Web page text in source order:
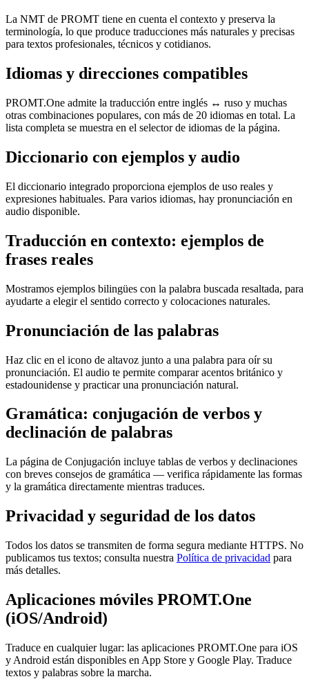
La NMT de PROMT tiene en cuenta el contexto y preserva la
terminología, lo que produce traducciones más naturales y precisas
para textos profesionales, técnicos y cotidianos.
Idiomas y direcciones compatibles
PROMT.One admite la traducción entre inglés ↔ ruso y muchas
otras combinaciones populares, con más de 20 idiomas en total. La
lista completa se muestra en el selector de idiomas de la página.
Diccionario con ejemplos y audio
El diccionario integrado proporciona ejemplos de uso reales y
expresiones habituales. Para varios idiomas, hay pronunciación en
audio disponible.
Traducción en contexto: ejemplos de
frases reales
Mostramos ejemplos bilingües con la palabra buscada resaltada, para
ayudarte a elegir el sentido correcto y colocaciones naturales.
Pronunciación de las palabras
Haz clic en el icono de altavoz junto a una palabra para oír su
pronunciación. El audio te permite comparar acentos británico y
estadounidense y practicar una pronunciación natural.
Gramática: conjugación de verbos y
declinación de palabras
La página de Conjugación incluye tablas de verbos y declinaciones
con breves consejos de gramática — verifica rápidamente las formas
y la gramática directamente mientras traduces.
Privacidad y seguridad de los datos
Todos los datos se transmiten de forma segura mediante HTTPS. No
publicamos tus textos; consulta nuestra Política de privacidad para
más detalles.
Aplicaciones móviles PROMT.One
(iOS/Android)
Traduce en cualquier lugar: las aplicaciones PROMT.One para iOS
y Android están disponibles en App Store y Google Play. Traduce
textos y palabras sobre la marcha.